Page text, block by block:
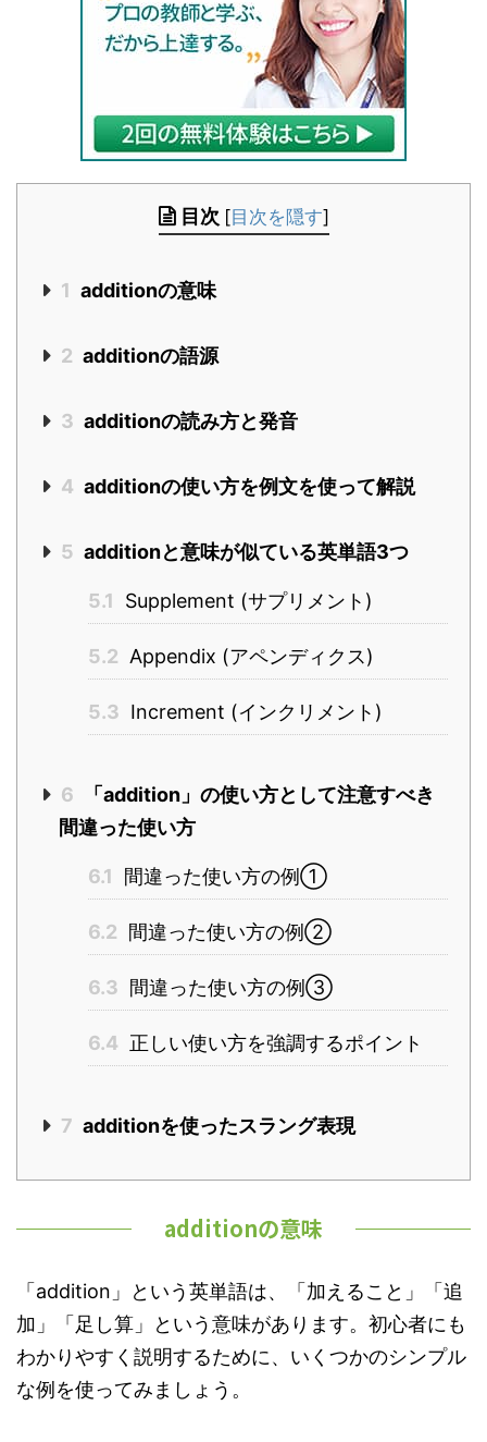
目次 [目次を隠す]
1 additionの意味
2 additionの語源
3 additionの読み方と発音
4 additionの使い方を例文を使って解説
5 additionと意味が似ている英単語3つ
5.1 Supplement (サプリメント)
5.2 Appendix (アペンディクス)
5.3 Increment (インクリメント)
6
「addition」の使い方として注意すべき
間違った使い方
6.1 間違った使い方の例①
6.2 間違った使い方の例②
6.3 間違った使い方の例③
6.4 正しい使い方を強調するポイント
7 additionを使ったスラング表現
additionの意味
「addition」という英単語は、「加えること」「追
加」「足し算」という意味があります。初心者にも
わかりやすく説明するために、いくつかのシンプル
な例を使ってみましょう。